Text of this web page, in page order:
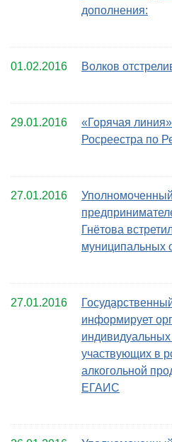
дополнения:
01.02.2016 Волков
29.01.2016
«Горячая
Росреестра по
27.01.2016
Гнётова
муниципальных
27.01.2016
информирует
участвующих в
алкогольной
ЕГАИС